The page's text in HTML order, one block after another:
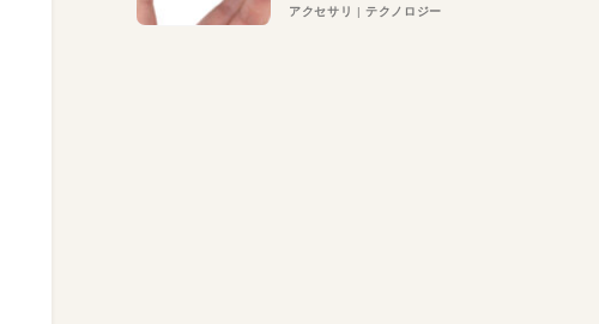
対策
アクセサリ テクノロジー